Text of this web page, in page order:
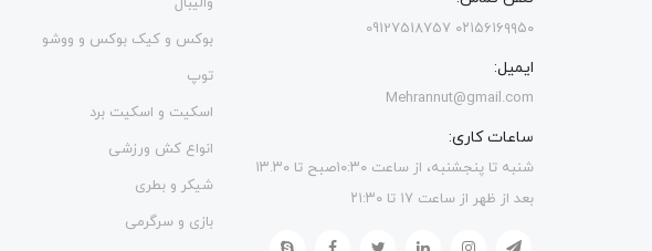
۰۲۱۵۶۱۶۹۹۵۰ 09127518757
ایمیل:
Mehrannut@gmail.com
ساعات کاری:
شنبه تا پنجشنبه، از ساعت ۱۰:۳۰صبح تا ۱۳.۳۰
بعد از ظهر از ساعت ۱۷ تا ۲۱:۳۰
بوکس و کیک بوکس و ووشو
توپ
اسکیت و اسکیت برد
انواع کش ورزشی
شیکر و بطری
بازی و سرگرمی